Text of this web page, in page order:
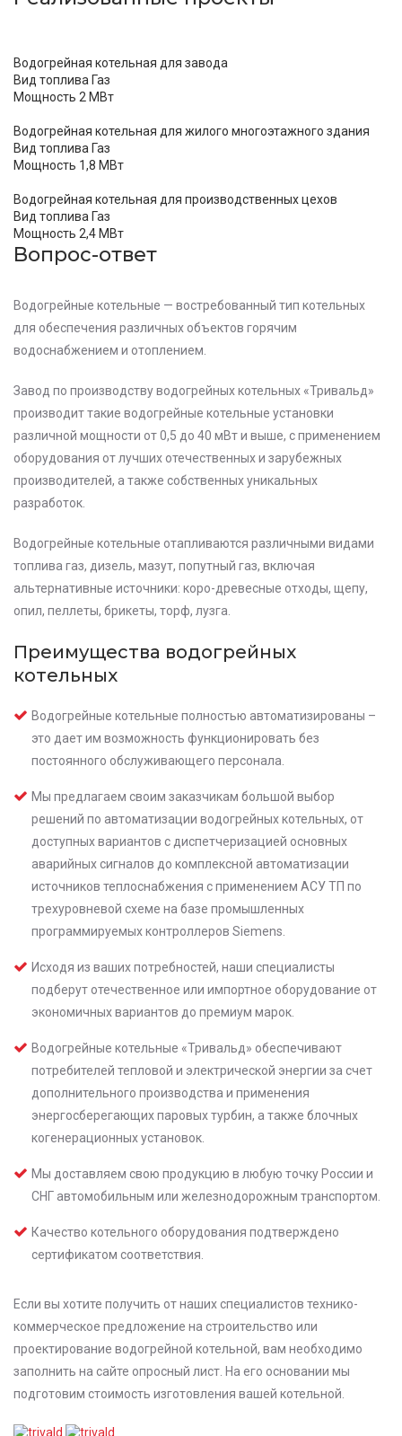
Водогрейная котельная для завода
Вид топлива Газ
Мощность 2 МВт
Водогрейная котельная для жилого многоэтажного здания
Вид топлива Газ
Мощность 1,8 МВт
Водогрейная котельная для производственных цехов
Вид топлива Газ
Мощность 2,4 МВт
Вопрос-ответ
Водогрейные котельные — востребованный тип котельных
для обеспечения различных объектов горячим
водоснабжением и отоплением.
Завод по производству водогрейных котельных «Тривальд»
производит такие водогрейные котельные установки
различной мощности от 0,5 до 40 мВт и выше, с применением
оборудования от лучших отечественных и зарубежных
производителей, а также собственных уникальных
разработок.
Водогрейные котельные отапливаются различными видами
топлива газ, дизель, мазут, попутный газ, включая
альтернативные источники: коро-древесные отходы, щепу,
опил, пеллеты, брикеты, торф, лузга.
Преимущества водогрейных
котельных
Водогрейные котельные полностью автоматизированы –
это дает им возможность функционировать без
постоянного обслуживающего персонала.
Мы предлагаем своим заказчикам большой выбор
решений по автоматизации водогрейных котельных, от
доступных вариантов с диспетчеризацией основных
аварийных сигналов до комплексной автоматизации
источников теплоснабжения с применением АСУ ТП по
трехуровневой схеме на базе промышленных
программируемых контроллеров Siemens.
Исходя из ваших потребностей, наши специалисты
подберут отечественное или импортное оборудование от
экономичных вариантов до премиум марок.
Водогрейные котельные «Тривальд» обеспечивают
потребителей тепловой и электрической энергии за счет
дополнительного производства и применения
энергосберегающих паровых турбин, а также блочных
когенерационных установок.
Мы доставляем свою продукцию в любую точку России и
СНГ автомобильным или железнодорожным транспортом.
Качество котельного оборудования подтверждено
сертификатом соответствия.
Если вы хотите получить от наших специалистов технико-
коммерческое предложение на строительство или
проектирование водогрейной котельной, вам необходимо
заполнить на сайте опросный лист. На его основании мы
подготовим стоимость изготовления вашей котельной.